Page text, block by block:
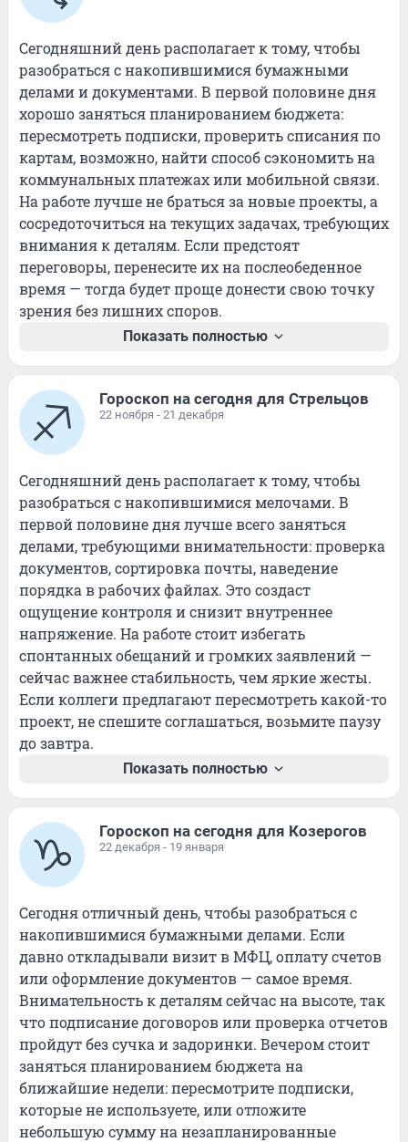
Сегодняшний день располагает к тому, чтобы
разобраться с накопившимися бумажными
делами и документами. В первой половине дня
хорошо заняться планированием бюджета:
пересмотреть подписки, проверить списания по
картам, возможно, найти способ сэкономить на
коммунальных платежах или мобильной связи.
На работе лучше не браться за новые проекты, а
сосредоточиться на текущих задачах, требующих
внимания к деталям. Если предстоят
переговоры, перенесите их на послеобеденное
время — тогда будет проще донести свою точку
зрения без лишних споров.
Показать полностью
Гороскоп на сегодня для Стрельцов
22 ноября - 21 декабря
Сегодняшний день располагает к тому, чтобы
разобраться с накопившимися мелочами. В
первой половине дня лучше всего заняться
делами, требующими внимательности: проверка
документов, сортировка почты, наведение
порядка в рабочих файлах. Это создаст
ощущение контроля и снизит внутреннее
напряжение. На работе стоит избегать
спонтанных обещаний и громких заявлений —
сейчас важнее стабильность, чем яркие жесты.
Если коллеги предлагают пересмотреть какой-то
проект, не спешите соглашаться, возьмите паузу
до завтра.
Показать полностью
Гороскоп на сегодня для Козерогов
22 декабря - 19 января
Сегодня отличный день, чтобы разобраться с
накопившимися бумажными делами. Если
давно откладывали визит в МФЦ, оплату счетов
или оформление документов — самое время.
Внимательность к деталям сейчас на высоте, так
что подписание договоров или проверка отчетов
пройдут без сучка и задоринки. Вечером стоит
заняться планированием бюджета на
ближайшие недели: пересмотрите подписки,
которые не используете, или отложите
небольшую сумму на незапланированные